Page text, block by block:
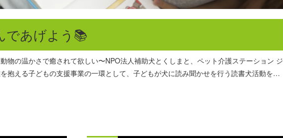
であげよう📚
物の温かさで癒されて欲しい〜NPO法人補助犬とくしまと、ペット介護ステーション ジ
抱える子どもの支援事業の一環として、子どもが犬に読み聞かせを行う読書犬活動を…